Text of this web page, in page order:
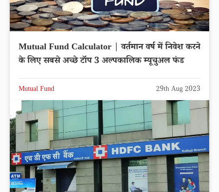
Mutual Fund Calculator | वर्तमान वर्ष में निवेश करने
के लिए सबसे अच्छे टॉप 3 अल्पकालिक म्यूचुअल फंड
Mutual Fund 29th Aug 2023